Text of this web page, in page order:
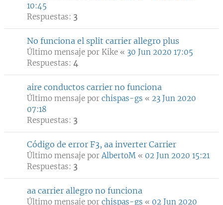
10:45
Respuestas: 3
No funciona el split carrier allegro plus
Último mensaje por Kike « 30 Jun 2020 17:05
Respuestas: 4
aire conductos carrier no funciona
Último mensaje por chispas-gs « 23 Jun 2020
07:18
Respuestas: 3
Código de error F3, aa inverter Carrier
Último mensaje porAlbertoM « 02 Jun 2020 15:21
Respuestas: 3
aa carrier allegro no funciona
Último mensaje por chispas-gs « 02 Jun 2020